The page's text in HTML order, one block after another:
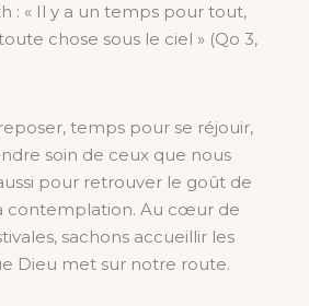
: « Il y a un temps pour tout,
chose sous le ciel » (Qo 3,
temps pour se réjouir,
soin de ceux que nous
pour retrouver le goût de
contemplation. Au cœur de
sachons accueillir les
Dieu met sur notre route.